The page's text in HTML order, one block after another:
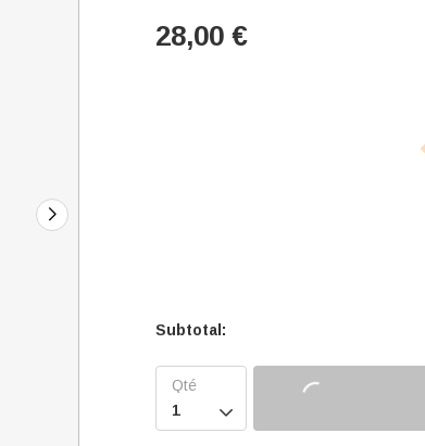
28,00 €
Subtotal:
